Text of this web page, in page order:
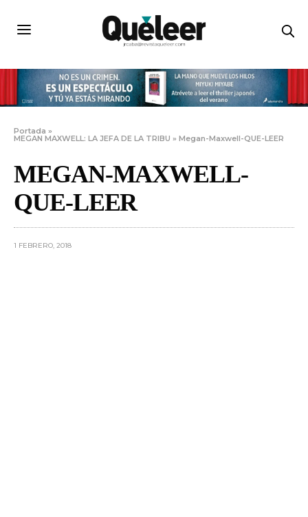
Portada »
MEGAN MAXWELL: LA JEFA DE LA TRIBU »Megan-Maxwell-QUE-LEER
MEGAN-MAXWELL-
QUE-LEER
1 FEBRERO, 2018